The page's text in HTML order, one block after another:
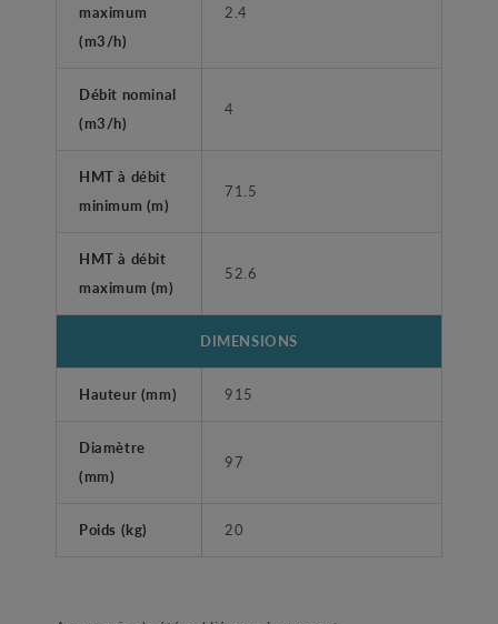
maximum
(m3/h)
2.4
Débit nominal
(m3/h)
4
HMT à débit
minimum (m)
71.5
HMT à débit
maximum (m)
52.6
DIMENSIONS
Hauteur (mm) 915
Diamètre
(mm)
97
Poids (kg) 20